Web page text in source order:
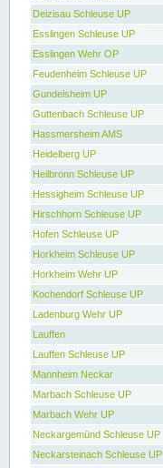
Deizisau Schleuse UP
Esslingen Schleuse UP
Esslingen Wehr OP
Feudenheim Schleuse UP
Gundelsheim UP
Guttenbach Schleuse UP
Hassmersheim AMS
Heidelberg UP
Heilbronn Schleuse UP
Hessigheim Schleuse UP
Hirschhorn Schleuse UP
Hofen Schleuse UP
Horkheim Schleuse UP
Horkheim Wehr UP
Kochendorf Schleuse UP
Ladenburg Wehr UP
Lauffen
Lauffen Schleuse UP
Mannheim Neckar
Marbach Schleuse UP
Marbach Wehr UP
Neckargemünd Schleuse UP
Neckarsteinach Schleuse UP